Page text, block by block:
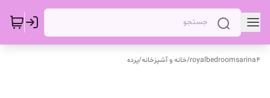
royalbedroomsarina4
/خانه و آشپزخانه/پرده